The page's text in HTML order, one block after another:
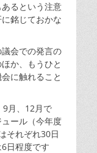
るという注意
銘じておかな
会での発言の
か、もうひと
に触れること
9月、12月で
ール（今年度
それぞれ30日
日程度です